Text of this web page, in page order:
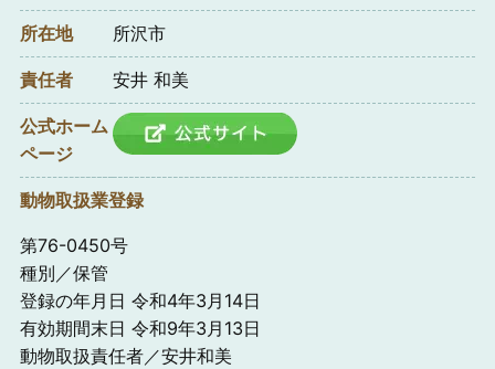
所在地 所沢市
責任者 安井 和美
公式ホーム
ページ
動物取扱業登録
第76-0450号
種別／保管
登録の年月日 令和4年3月14日
有効期間末日 令和9年3月13日
動物取扱責任者／安井和美